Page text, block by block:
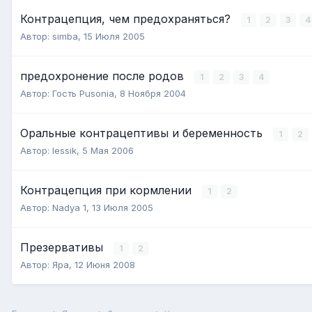
Контрацепция, чем предохраняться? 1 2 3 4
Автор: simba, 15 Июля 2005
предохронение после родов 1 2 3 4
Автор: Гость Pusonia, 8 Ноября 2004
Оральные контрацептивы и беременность 1 2
Автор: lessik, 5 Мая 2006
Контрацепция при кормлении 1 2
Автор: Nadya 1, 13 Июля 2005
Презервативы 1 2
Автор: Яра, 12 Июня 2008